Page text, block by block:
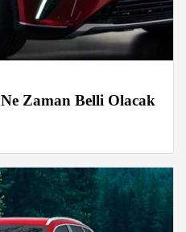
Zaman Belli Olacak